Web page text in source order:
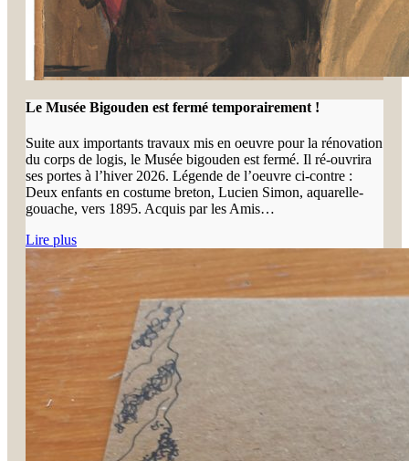
Le Musée Bigouden est fermé temporairement !
Suite aux importants travaux mis en oeuvre pour la rénovation
du corps de logis, le Musée bigouden est fermé. Il ré-ouvrira
ses portes à l’hiver 2026. Légende de l’oeuvre ci-contre :
Deux enfants en costume breton, Lucien Simon, aquarelle-
gouache, vers 1895. Acquis par les Amis…
Lire plus